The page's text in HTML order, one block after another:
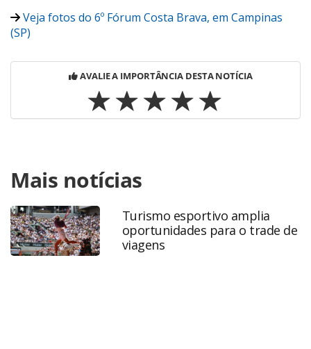
Veja fotos do 6º Fórum Costa Brava, em Campinas
(SP)
AVALIE A IMPORTÂNCIA DESTA NOTÍCIA
https://www.panrotas.com.br/viagens-
corporativas/viagenscorporativas/2016/06/adriana-
cavalcanti-pos-venda-e-crucial-no-corporativo_126569.html
ou as ferramentas oferecidas na página. Todo o conteúdo
produzido pela PANROTAS Editora é protegido pela
legislação brasileira sobre direito autoral. Não reproduza o
Mais notícias
Turismo esportivo amplia
oportunidades para o trade de
viagens